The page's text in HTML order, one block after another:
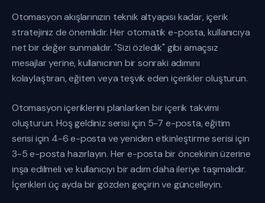
Otomasyon akışlarınızın teknik altyapısı kadar, içerik
stratejiniz de önemlidir. Her otomatik e-posta, kullanıcıya
net bir değer sunmalıdır. "Sizi özledik" gibi amaçsız
mesajlar yerine, kullanıcının bir sonraki adımını
kolaylaştıran, eğiten veya teşvik eden içerikler oluşturun.
Otomasyon içeriklerini planlarken bir içerik takvimi
oluşturun. Hoş geldiniz serisi için 5-7 e-posta, eğitim
serisi için 4-6 e-posta ve yeniden etkinleştirme serisi için
3-5 e-posta hazırlayın. Her e-posta bir öncekinin üzerine
inşa edilmeli ve kullanıcıyı bir adım daha ileriye taşımalıdır.
İçerikleri üç ayda bir gözden geçirin ve güncelleyin.